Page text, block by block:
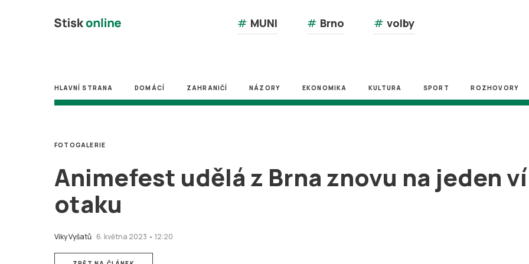
# MUNI # Brno # volby
HLAVNÍ STRANA DOMÁCÍ ZAHRANIČÍ NÁZORY EKONOMIKA KULTURA SPORT ROZHOVORY
Animefest udělá z Brna znovu na jeden
otaku
Viky Vyšatů 6. května 2023 • 12:20
FOTOGALERIE